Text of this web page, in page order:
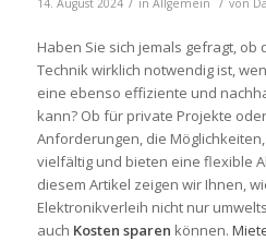
Haben Sie sich jemals gefragt, ob
Technik wirklich notwendig ist,
eine ebenso effiziente und
kann? Ob für private Projekte
Anforderungen, die Möglichkeiten,
vielfältig und bieten eine flexible
diesem Artikel zeigen wir Ihnen,
Elektronikverleih nicht nur
auch Kosten sparen können.